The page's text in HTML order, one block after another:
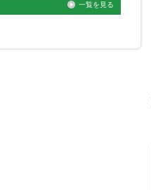
一覧を見る